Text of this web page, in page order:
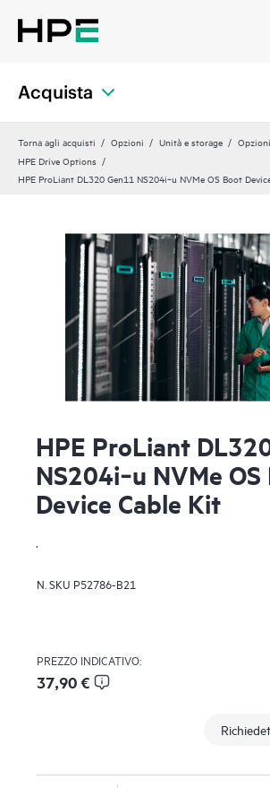
Acquista
Torna agli acquisti Opzioni Unità e storage
HPE Drive Options
HPE ProLiant DL320 Gen11 NS204i‑u NVMe OS Boot
HPE ProLiant
NS204i‑u NVMe
Device Cable Kit
N. SKU P52786-B21
PREZZO INDICATIVO:
37,90 €